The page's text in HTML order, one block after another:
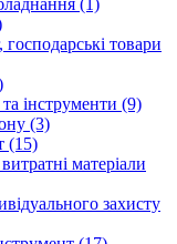
товари
інструменти (9)
(3)
(15)
матеріали
захисту